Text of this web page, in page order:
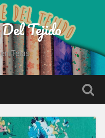
Tejido
Telas